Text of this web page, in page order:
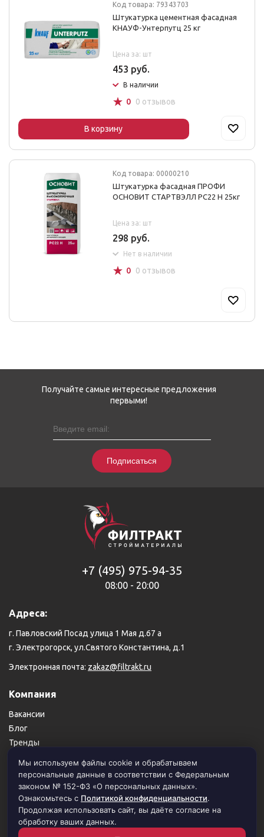
Код товара: 79343703
Штукатурка цементная фасадная
КНАУФ-Унтерпутц 25 кг
Цена за: шт
453 руб.
В наличии
☆ 0 0 отзывов
В корзину
Код товара: 00000210
Штукатурка фасадная ПРОФИ
ОСНОВИТ СТАРТВЭЛЛ РС22 Н 25кг
Цена за: шт
298 руб.
Нет в наличии
☆ 0 0 отзывов
Получайте самые интересные предложения
первыми!
Подписаться
+7 (495) 975-94-35
08:00 - 20:00
Адреса:
г. Павловский Посад улица 1 Мая д.67 а
г. Электрогорск, ул.Святого Константина, д.1
Электронная почта: zakaz@filtrakt.ru
Компания
Вакансии
Блог
Тренды
Карта сайта
Пользовательское соглашение
Политика конфиденциальности
© 1999–2026 Филимоновский тракт. Все права защищены.
Мы используем файлы cookie и обрабатываем
персональные данные в соответствии с Федеральным
законом № 152-ФЗ «О персональных данных».
Ознакомьтесь с Политикой конфиденциальности.
Продолжая использовать сайт, вы даёте согласие на
обработку ваших данных.